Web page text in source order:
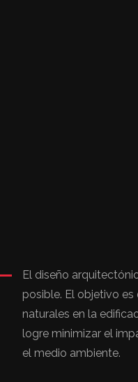
El diseño
posible. El objetivo
naturales en la
logre minimizar el
el medio ambiente.